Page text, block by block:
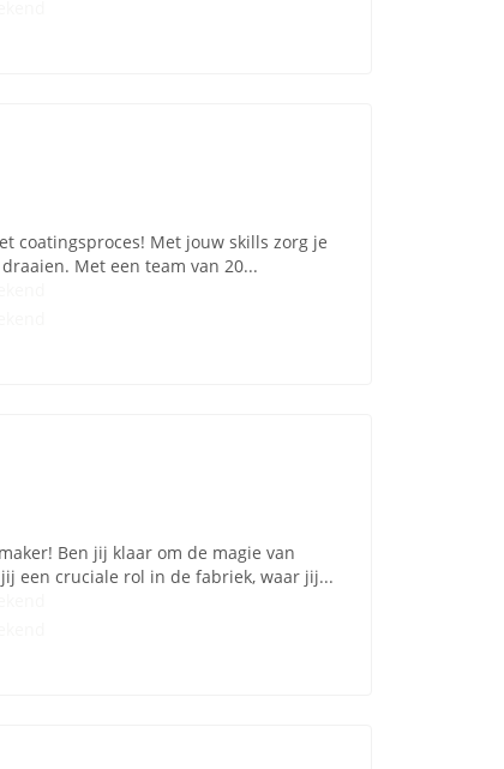
coatingsproces! Met jouw skills zorg je
Met een team van 20...
Ben jij klaar om de magie van
een cruciale rol in de fabriek, waar jij...